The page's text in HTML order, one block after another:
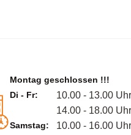
Montag geschlossen !!!
Di - Fr:
10.00 - 13.00 Uhr
14.00 - 18.00 Uhr
Samstag: 10.00 - 16.00 Uhr